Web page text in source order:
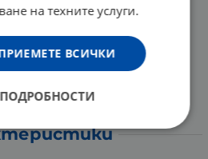
на техните услуги.
ВСИЧКИ